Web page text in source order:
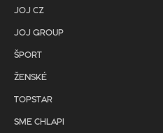
JOJ CZ
JOJ GROUP
ŠPORT
ŽENSKÉ
TOPSTAR
SME CHLAPI